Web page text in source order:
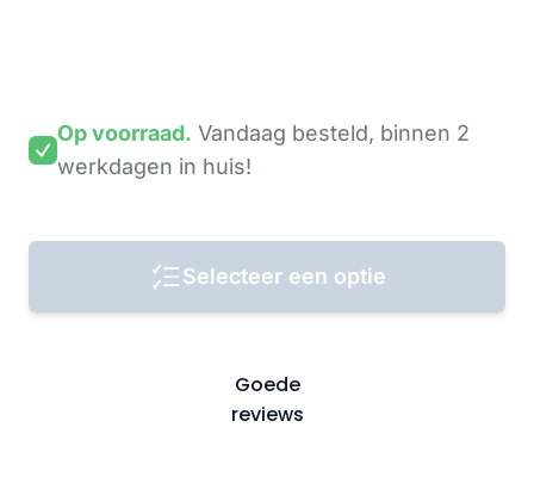
Op voorraad. Vandaag besteld, binnen 2
werkdagen in huis!
Selecteer een optie
Goede
reviews